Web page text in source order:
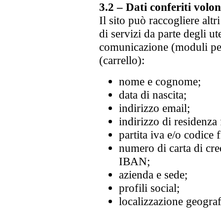
3.2 – Dati conferiti
Il sito può raccogliere
di servizi da parte degli
comunicazione (moduli
(carrello):
nome e cognome;
data di nascita;
indirizzo email;
indirizzo di residenza
partita iva e/o codice
numero di carta di
IBAN;
azienda e sede;
profili social;
localizzazione